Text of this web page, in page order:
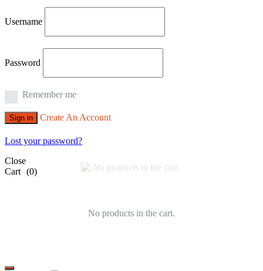
Username
Password
Remember me
Sign in Create An Account
Lost your password?
Close
Cart (0)
No products in the cart.